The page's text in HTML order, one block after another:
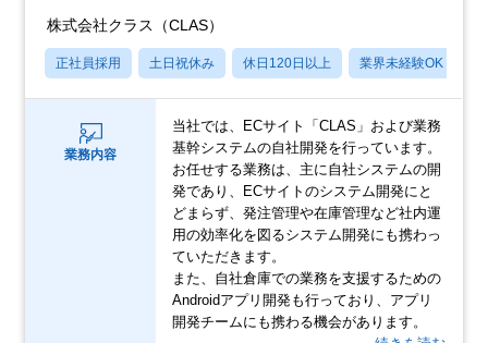
株式会社クラス（CLAS）
正社員採用 土日祝休み 休日120日以上 業界未経験OK
業務内容
当社では、ECサイト「CLAS」および業務
基幹システムの自社開発を行っています。
お任せする業務は、主に自社システムの開
発であり、ECサイトのシステム開発にと
どまらず、発注管理や在庫管理など社内運
用の効率化を図るシステム開発にも携わっ
ていただきます。
また、自社倉庫での業務を支援するための
Androidアプリ開発も行っており、アプリ
開発チームにも携わる機会があります。